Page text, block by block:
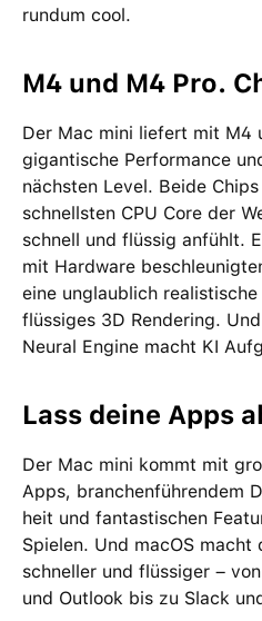
rundum cool.
M4 und M4 Pro.
Der Mac mini liefert mit M4
gigantische Performance
nächsten Level. Beide
schnellsten CPU Core der
schnell und flüssig anfühlt.
mit Hardware
eine unglaublich
flüssiges 3D Rendering.
Neural Engine macht KI
Lass deine Apps
Der Mac mini kommt mit
Apps, branchen­führendem
heit und fan­tas­tischen
Spielen. Und macOS
schneller und flüssiger –
und Outlook bis zu Slack